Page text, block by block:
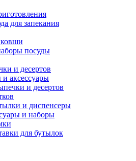
для запекания
посуды
и десертов
аксессуары
и десертов
и диспенсеры
и наборы
для бутылок